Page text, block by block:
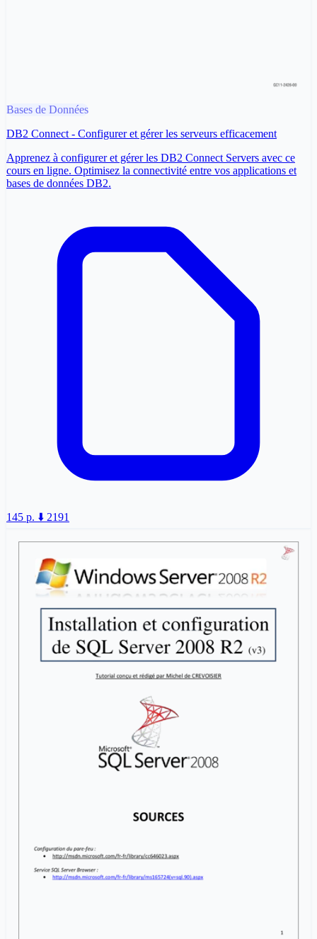
Bases de Données
DB2 Connect - Configurer et gérer les serveurs efficacement
Apprenez à configurer et gérer les DB2 Connect Servers avec ce
cours en ligne. Optimisez la connectivité entre vos applications et
bases de données DB2.
145 p. ⬇️ 2191